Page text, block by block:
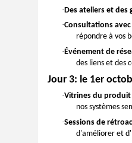
·Des ateliers et des
·Consultations
répondre à vos
· Événement de
des liens et des
Jour 3: le 1er
·Vitrines du
nos systèmes
·Sessions de
d'améliorer et